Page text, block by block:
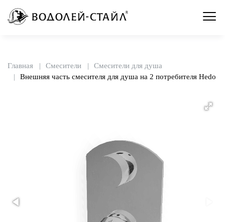
Главная Смесители
Смесители для душа
Внешняя часть смесителя для душа на 2 потребителя Hedo